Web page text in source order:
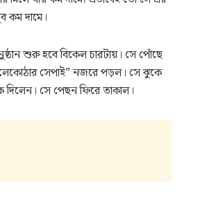
কম দামে।
শুরু হবে বিকেল চারটায়। সে পোঁছে
সেপাই” নজরে পড়ল। সে ঝুকে
সে পেছন ফিরে তাকাল।